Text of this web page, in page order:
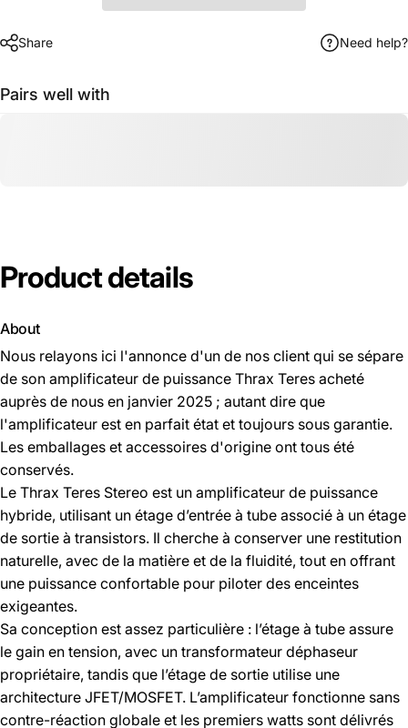
Share Need help?
Pairs well with
Productdetails
About
Nous relayons ici l'annonce d'un de nos client qui se sépare
de son amplificateur de puissance Thrax Teres acheté
auprès de nous en janvier 2025 ; autant dire que
l'amplificateur est en parfait état et toujours sous garantie.
Les emballages et accessoires d'origine ont tous été
conservés.
Le Thrax Teres Stereo est un amplificateur de puissance
hybride, utilisant un étage d’entrée à tube associé à un étage
de sortie à transistors. Il cherche à conserver une restitution
naturelle, avec de la matière et de la fluidité, tout en offrant
une puissance confortable pour piloter des enceintes
exigeantes.
Sa conception est assez particulière : l’étage à tube assure
le gain en tension, avec un transformateur déphaseur
propriétaire, tandis que l’étage de sortie utilise une
architecture JFET/MOSFET. L’amplificateur fonctionne sans
contre-réaction globale et les premiers watts sont délivrés